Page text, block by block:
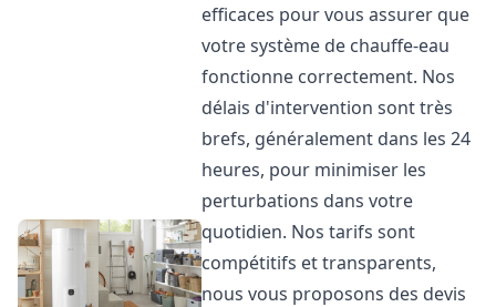
efficaces pour vous assurer que
votre système de chauffe-eau
fonctionne correctement. Nos
délais d'intervention sont très
brefs, généralement dans les 24
heures, pour minimiser les
perturbations dans votre
quotidien. Nos tarifs sont
compétitifs et transparents,
nous vous proposons des devis